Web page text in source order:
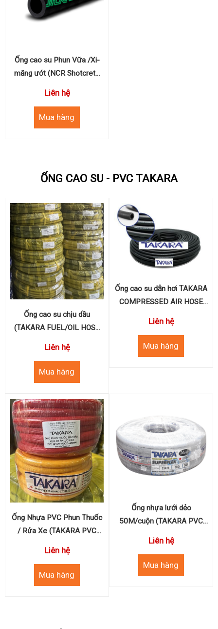
Ống cao su Phun Vữa /Xi-
măng ướt (NCR Shotcrete
Liên hệ
ỐNG CAO SU - PVC TAKARA
Ống cao su chịu dầu
(TAKARA FUEL/OIL HOSE
Liên hệ
Ống cao su dẫn hơi TAKARA
COMPRESSED AIR HOSE
Liên hệ
Ống Nhựa PVC Phun Thuốc
/ Rửa Xe (TAKARA PVC
STANDARD)
Liên hệ
Ống nhựa lưới dẻo
50M/cuộn (TAKARA PVC
Liên hệ